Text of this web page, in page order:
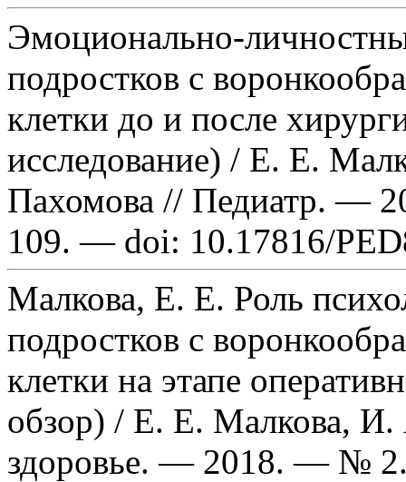
Эмоционально-
подростков с
клетки до и после
исследование) / Е. Е.
Пахомова // Педиатр.
109. — doi: 10.17816/
Малкова, Е. Е. Роль
подростков с
клетки на этапе
обзор) / Е. Е. Малкова,
здоровье. — 2018. — №